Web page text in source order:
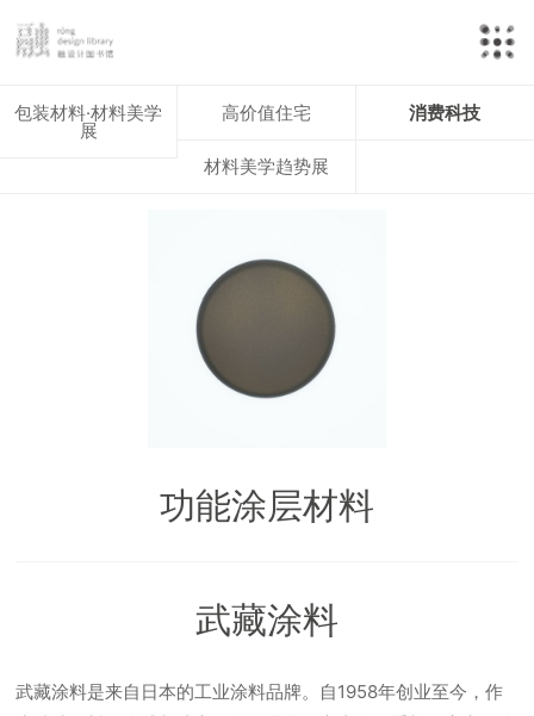
包装材料·材料美学
展
高价值住宅 消费科技
材料美学趋势展
功能涂层材料
武藏涂料
武藏涂料是来自日本的工业涂料品牌。自1958年创业至今，作